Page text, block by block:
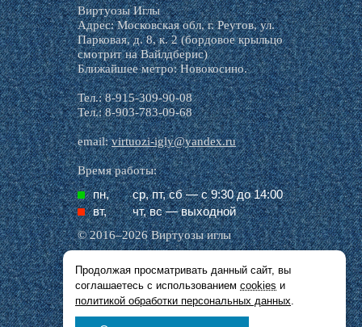
Виртуозы Иглы
Адрес: Московская обл, г. Реутов, ул.
Парковая, д. 8, к. 2 (бордовое крыльцо
смотрит на Вайлдберис)
Ближайшее метро: Новокосино.
Тел.: 8-915-309-90-08
Тел.: 8-903-783-09-68
email:virtuozi-igly@yandex.ru
Время работы:
пн,
ср, пт, cб — с 9:30 до 14:00
вт,
чт, вс — выходной
© 2016–2026 Виртуозы иглы
Все названия производителей, символика и
описания, присутствующие в наших картинках
и тексте, используются исключительно в целях
идентификации.
Продолжая просматривать данный сайт, вы
соглашаетесь с использованием cookies и
политикой обработки персональных данных.